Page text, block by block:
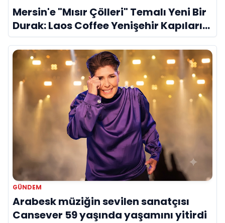
Mersin'e "Mısır Çölleri" Temalı Yeni Bir
Durak: Laos Coffee Yenişehir Kapılarını
Açtı
GÜNDEM
Arabesk müziğin sevilen sanatçısı
Cansever 59 yaşında yaşamını yitirdi